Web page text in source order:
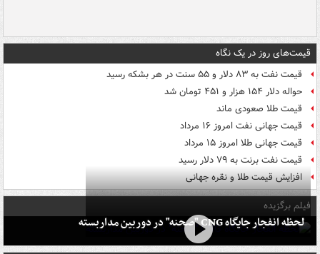
قیمت‌های روز در یک نگاه
قیمت نفت به ۸۳ دلار و ۵۵ سنت در هر بشکه رسید
حواله دلار ۱۵۴ هزار و ۴۵۱ تومان شد
قیمت طلا صعودی ماند
قیمت جهانی نفت امروز ۱۶ مرداد
قیمت جهانی طلا امروز ۱۵ مرداد
قیمت نفت برنت به ۷۹ دلار رسید
افزایش قیمت طلا و نقره جهانی
فیلم برگزیده
لحظه انفجار جایگاه CNG "صحنه" در دوربین مداربسته